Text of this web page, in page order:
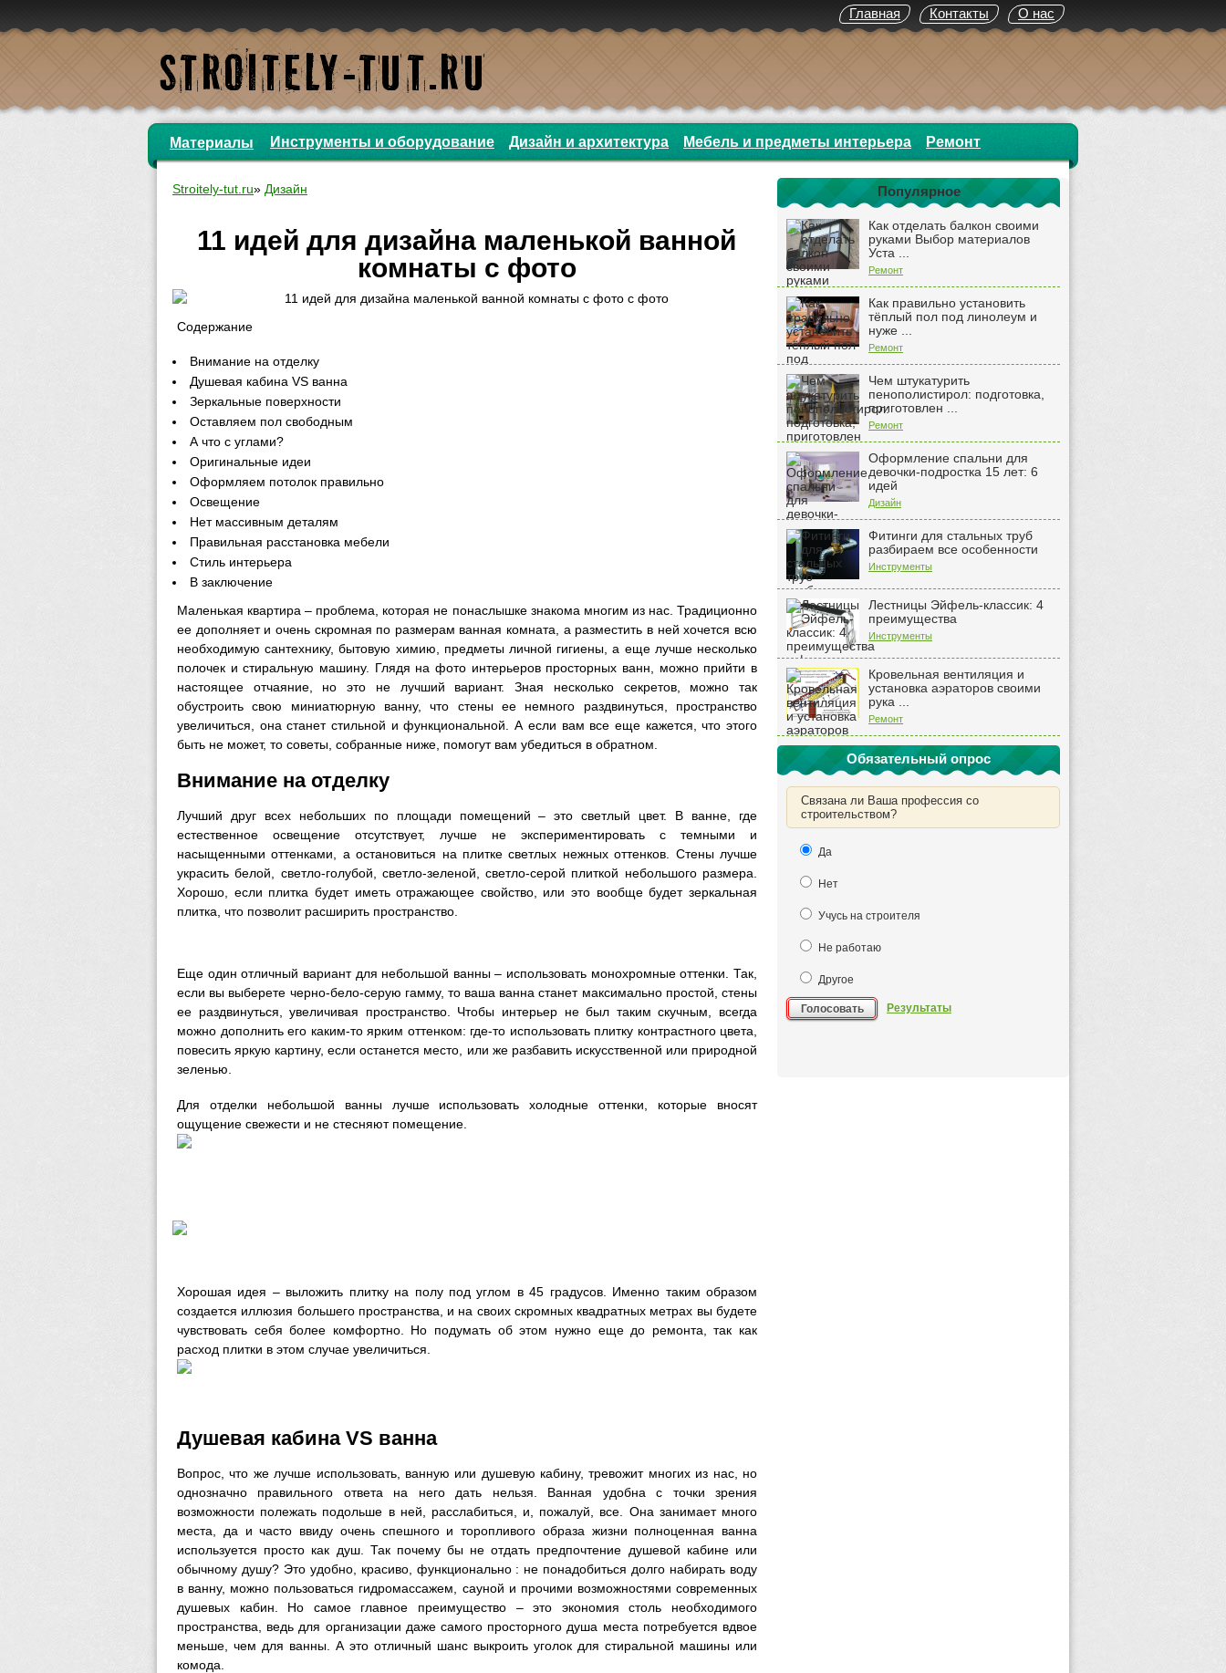
О нас
Контакты
Главная
Материалы Инструменты и оборудование Дизайн и архитектура Мебель и предметы интерьера Ремонт
Популярное
Как отделать балкон своими
руками Выбор материалов
Уста ...
Ремонт
Как правильно установить
тёплый пол под линолеум и
нуже ...
Ремонт
Чем штукатурить
пенополистирол: подготовка,
приготовлен ...
Ремонт
Оформление спальни для
девочки-подростка 15 лет: 6
идей
Дизайн
Фитинги для стальных труб
разбираем все особенности
Инструменты
Лестницы Эйфель-классик: 4
преимущества
Инструменты
Кровельная вентиляция и
установка аэраторов своими
рука ...
Ремонт
Обязательный опрос
Связана ли Ваша профессия со
строительством?
Да
Нет
Учусь на строителя
Не работаю
Другое
Голосовать Результаты
Stroitely-tut.ru» Дизайн
11 идей для дизайна маленькой ванной
комнаты с фото
Содержание
Внимание на отделку
Душевая кабина VS ванна
Зеркальные поверхности
Оставляем пол свободным
А что с углами?
Оригинальные идеи
Оформляем потолок правильно
Освещение
Нет массивным деталям
Правильная расстановка мебели
Стиль интерьера
В заключение
Маленькая квартира – проблема, которая не понаслышке знакома многим из нас. Традиционно
ее дополняет и очень скромная по размерам ванная комната, а разместить в ней хочется всю
необходимую сантехнику, бытовую химию, предметы личной гигиены, а еще лучше несколько
полочек и стиральную машину. Глядя на фото интерьеров просторных ванн, можно прийти в
настоящее отчаяние, но это не лучший вариант. Зная несколько секретов, можно так
обустроить свою миниатюрную ванну, что стены ее немного раздвинуться, пространство
увеличиться, она станет стильной и функциональной. А если вам все еще кажется, что этого
быть не может, то советы, собранные ниже, помогут вам убедиться в обратном.
Внимание на отделку
Лучший друг всех небольших по площади помещений – это светлый цвет. В ванне, где
естественное освещение отсутствует, лучше не экспериментировать с темными и
насыщенными оттенками, а остановиться на плитке светлых нежных оттенков. Стены лучше
украсить белой, светло-голубой, светло-зеленой, светло-серой плиткой небольшого размера.
Хорошо, если плитка будет иметь отражающее свойство, или это вообще будет зеркальная
плитка, что позволит расширить пространство.
Еще один отличный вариант для небольшой ванны – использовать монохромные оттенки. Так,
если вы выберете черно-бело-серую гамму, то ваша ванна станет максимально простой, стены
ее раздвинуться, увеличивая пространство. Чтобы интерьер не был таким скучным, всегда
можно дополнить его каким-то ярким оттенком: где-то использовать плитку контрастного цвета,
повесить яркую картину, если останется место, или же разбавить искусственной или природной
зеленью.
Для отделки небольшой ванны лучше использовать холодные оттенки, которые вносят
ощущение свежести и не стесняют помещение.
Хорошая идея – выложить плитку на полу под углом в 45 градусов. Именно таким образом
создается иллюзия большего пространства, и на своих скромных квадратных метрах вы будете
чувствовать себя более комфортно. Но подумать об этом нужно еще до ремонта, так как
расход плитки в этом случае увеличиться.
Душевая кабина VS ванна
Вопрос, что же лучше использовать, ванную или душевую кабину, тревожит многих из нас, но
однозначно правильного ответа на него дать нельзя. Ванная удобна с точки зрения
возможности полежать подольше в ней, расслабиться, и, пожалуй, все. Она занимает много
места, да и часто ввиду очень спешного и торопливого образа жизни полноценная ванна
используется просто как душ. Так почему бы не отдать предпочтение душевой кабине или
обычному душу? Это удобно, красиво, функционально : не понадобиться долго набирать воду
в ванну, можно пользоваться гидромассажем, сауной и прочими возможностями современных
душевых кабин. Но самое главное преимущество – это экономия столь необходимого
пространства, ведь для организации даже самого просторного душа места потребуется вдвое
меньше, чем для ванны. А это отличный шанс выкроить уголок для стиральной машины или
комода.